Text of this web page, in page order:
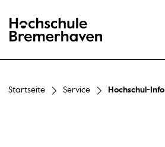
Hochschule Bremerhaven
Startseite Service Hochschul-Info